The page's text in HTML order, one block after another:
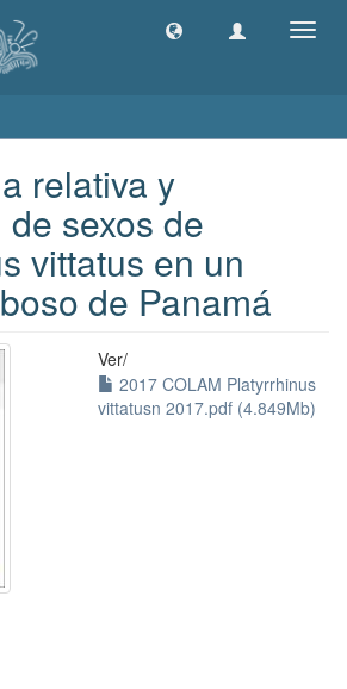
relativa y
sexos de
vittatus en un
de Panamá
Ver/
2017 COLAM Platyrrhinus
vittatusn 2017.pdf (4.849Mb)